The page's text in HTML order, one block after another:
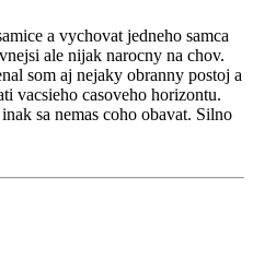
a vychovat jedneho samca
ale nijak narocny na chov.
som aj nejaky obranny postoj a
vacsieho casoveho horizontu.
sa nemas coho obavat. Silno